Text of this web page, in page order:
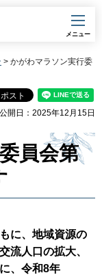
メニュー
> かがわマラソン実行委
公開日：2025年12月15日
員会第
に、地域資源の
流人口の拡大、
、令和8年